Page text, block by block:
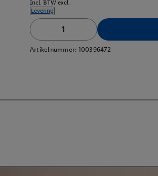
Incl. BTW excl.
Levering
Artikelnummer: 100396472